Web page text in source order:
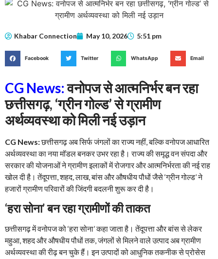
Khabar Connection May 10, 2026 5:51 pm
Facebook Twitter WhatsApp Email
CG News:वनोपज से आत्मनिर्भर बन रहा
छत्तीसगढ़, ‘ग्रीन गोल्ड’ से ग्रामीण
अर्थव्यवस्था को मिली नई उड़ान
CG News:छत्तीसगढ़ अब सिर्फ जंगलों का राज्य नहीं, बल्कि वनोपज आधारित
अर्थव्यवस्था का नया मॉडल बनकर उभर रहा है। राज्य की समृद्ध वन संपदा और
सरकार की योजनाओं ने ग्रामीण इलाकों में रोजगार और आत्मनिर्भरता की नई राह
खोल दी है। तेंदूपत्ता, शहद, लाख, बांस और औषधीय पौधों जैसे ‘ग्रीन गोल्ड’ ने
हजारों ग्रामीण परिवारों की जिंदगी बदलनी शुरू कर दी है।
‘हरा सोना’ बन रहा ग्रामीणों की ताकत
छत्तीसगढ़ में वनोपज को ‘हरा सोना’ कहा जाता है। तेंदूपत्ता और बांस से लेकर
महुआ, शहद और औषधीय पौधों तक, जंगलों से मिलने वाले उत्पाद अब ग्रामीण
अर्थव्यवस्था की रीढ़ बन चुके हैं। इन उत्पादों को आधुनिक तकनीक से प्रोसेस